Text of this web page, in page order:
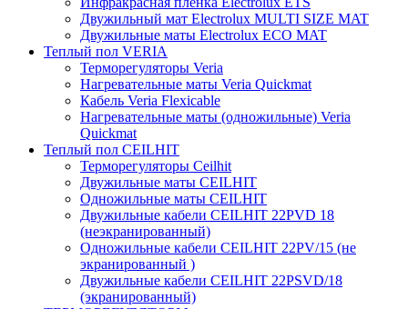
Двужильный мат Electrolux MULTI SIZE MAT
Двужильные маты Electrolux ECO MAT
Теплый пол VERIA
Терморегуляторы Veria
Нагревательные маты Veria Quickmat
Кабель Veria Flexicable
Нагревательные маты (одножильные) Veria
Quickmat
Теплый пол CEILHIT
Терморегуляторы Ceilhit
Двужильные маты CEILHIT
Одножильные маты CEILHIT
Двужильные кабели CEILHIT 22PVD 18
(неэкранированный)
Одножильные кабели CEILHIT 22PV/15 (не
экранированный )
Двужильные кабели CEILHIT 22PSVD/18
(экранированный)